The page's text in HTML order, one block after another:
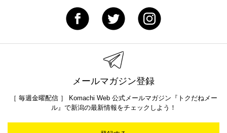
メールマガジン登録
［ 毎週金曜配信 ］ Komachi Web 公式メールマガジン『トクだねメー
ル』で新潟の最新情報をチェックしよう！